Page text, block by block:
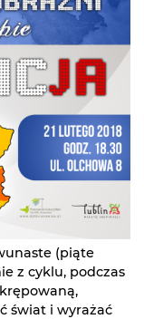
(piąte
z cyklu, podczas
świat i wyrażać